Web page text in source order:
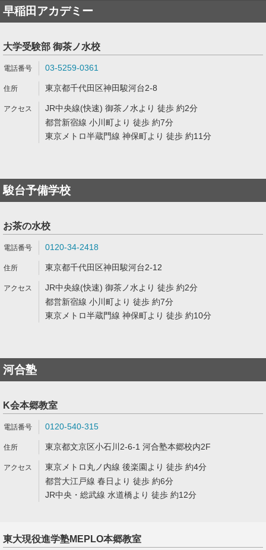
早稲田アカデミー
大学受験部 御茶ノ水校
03-5259-0361
東京都千代田区神田駿河台2-8
JR中央線(快速) 御茶ノ水より 徒歩 約2分
都営新宿線 小川町より 徒歩 約7分
東京メトロ半蔵門線 神保町より 徒歩 約11分
駿台予備学校
お茶の水校
0120-34-2418
東京都千代田区神田駿河台2-12
JR中央線(快速) 御茶ノ水より 徒歩 約2分
都営新宿線 小川町より 徒歩 約7分
東京メトロ半蔵門線 神保町より 徒歩 約10分
河合塾
K会本郷教室
0120-540-315
東京都文京区小石川2-6-1 河合塾本郷校内2F
東京メトロ丸ノ内線 後楽園より 徒歩 約4分
都営大江戸線 春日より 徒歩 約6分
JR中央・総武線 水道橋より 徒歩 約12分
東大現役進学塾MEPLO本郷教室